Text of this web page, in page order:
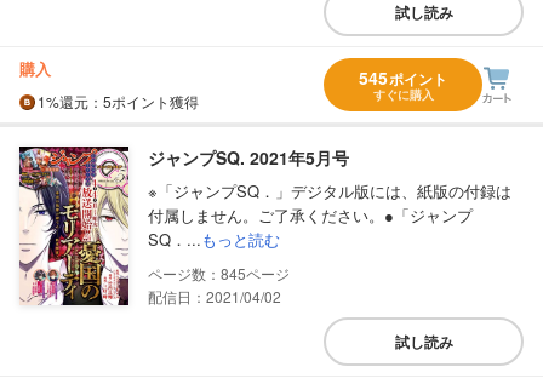
試し読み
購入
1%還元 ：5ポイント獲得
545ポイント
すぐに購入
ジャンプSQ. 2021年5月号
※「ジャンプSQ．」デジタル版には、紙版の付録は
付属しません。ご了承ください。●「ジャンプ
SQ．...もっと読む
845
配信日：2021/04/02
試し読み